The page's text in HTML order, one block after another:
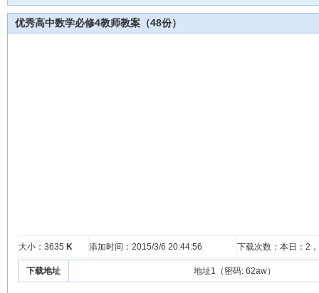
优秀高中数学必修4教师教案（48份）
大小：3635 K 添加时间：2015/3/6 20:44:56 下载次数：本日： 2
下载地址 地址1（密码: 62aw）